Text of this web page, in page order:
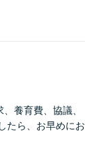
養育費、協議、
たら、お早めにお